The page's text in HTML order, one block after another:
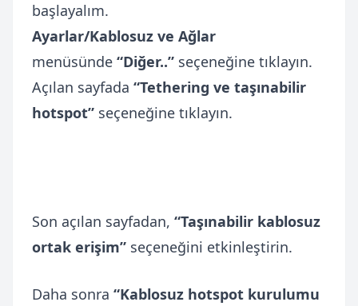
başlayalım.
Ayarlar/Kablosuz ve Ağlar
menüsünde “Diğer..” seçeneğine tıklayın.
Açılan sayfada “Tethering ve taşınabilir
hotspot” seçeneğine tıklayın.
Son açılan sayfadan, “Taşınabilir kablosuz
ortak erişim” seçeneğini etkinleştirin.
Daha sonra “Kablosuz hotspot kurulumu